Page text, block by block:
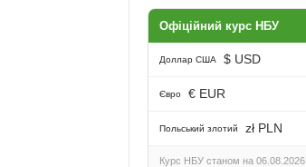
Офіційний курс НБУ
Доллар США $ USD
Євро € EUR
Польський злотий zł PLN
Курс НБУ станом на 06.08.2026